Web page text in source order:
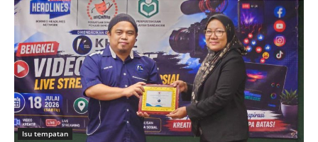
Isu tempatan